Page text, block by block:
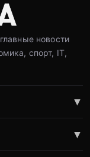
новости
спорт, IT,